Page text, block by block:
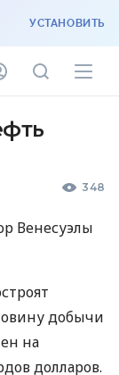
УСТАНОВИТЬ
348
Венесуэлы
добычи
на
долларов.